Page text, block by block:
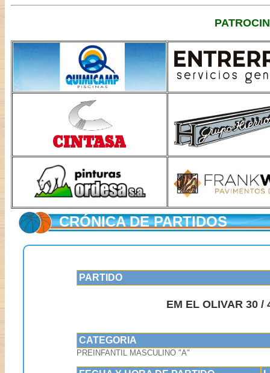
CRÓNICA DE PARTIDOS
PARTIDO
EM EL OLIVAR 30 /
CATEGORIA
PREINFANTIL MASCULINO "A"